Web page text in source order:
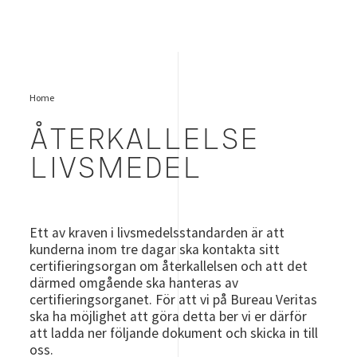
Home
ÅTERKALLELSE
LIVSMEDEL
Ett av kraven i livsmedelsstandarden är att
kunderna inom tre dagar ska kontakta sitt
certifieringsorgan om återkallelsen och att det
därmed omgående ska hanteras av
certifieringsorganet. För att vi på Bureau Veritas
ska ha möjlighet att göra detta ber vi er därför
att ladda ner följande dokument och skicka in till
oss.